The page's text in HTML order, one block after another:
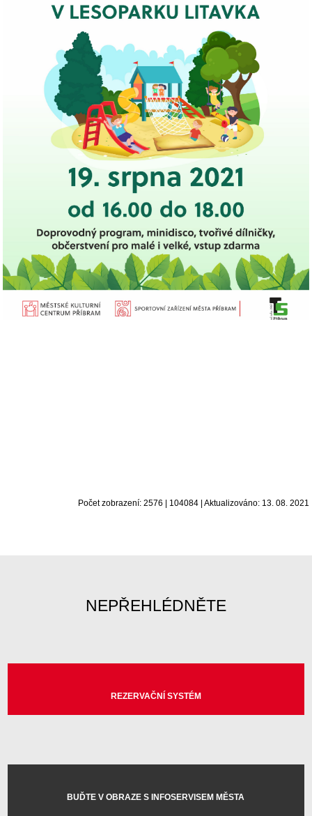
Počet zobrazení: 2576 | 104084 | Aktualizováno: 13. 08. 2021
NEPŘEHLÉDNĚTE
REZERVAČNÍ SYSTÉM
BUĎTE V OBRAZE S INFOSERVISEM MĚSTA